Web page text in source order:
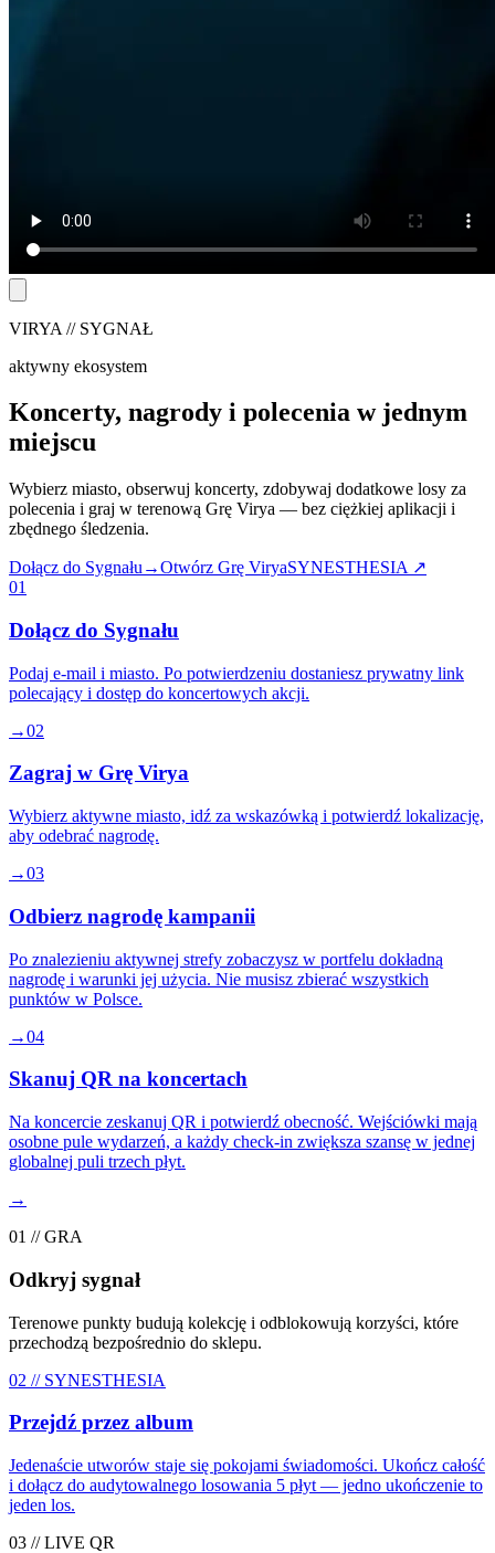
VIRYA // SYGNAŁ
aktywny ekosystem
Koncerty, nagrody i polecenia w jednym
miejscu
Wybierz miasto, obserwuj koncerty, zdobywaj dodatkowe losy za
polecenia i graj w terenową Grę Virya — bez ciężkiej aplikacji i
zbędnego śledzenia.
Dołącz do Sygnału →Otwórz Grę ViryaSYNESTHESIA ↗
01
Dołącz do Sygnału
Podaj e-mail i miasto. Po potwierdzeniu dostaniesz prywatny link
polecający i dostęp do koncertowych akcji.
→02
Zagraj w Grę Virya
Wybierz aktywne miasto, idź za wskazówką i potwierdź lokalizację,
aby odebrać nagrodę.
→03
Odbierz nagrodę kampanii
Po znalezieniu aktywnej strefy zobaczysz w portfelu dokładną
nagrodę i warunki jej użycia. Nie musisz zbierać wszystkich
punktów w Polsce.
→04
Skanuj QR na koncertach
Na koncercie zeskanuj QR i potwierdź obecność. Wejściówki mają
osobne pule wydarzeń, a każdy check-in zwiększa szansę w jednej
globalnej puli trzech płyt.
→
01 // GRA
Odkryj sygnał
Terenowe punkty budują kolekcję i odblokowują korzyści, które
przechodzą bezpośrednio do sklepu.
02 // SYNESTHESIA
Przejdź przez album
Jedenaście utworów staje się pokojami świadomości. Ukończ całość
i dołącz do audytowalnego losowania 5 płyt — jedno ukończenie to
jeden los.
03 // LIVE QR